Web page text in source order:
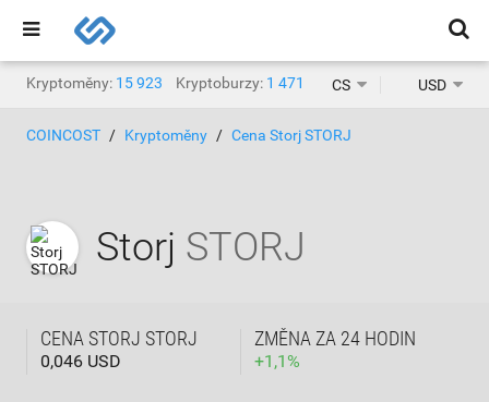
Kryptoměny: 15 923 Kryptoburzy: 1 471 CS USD
COINCOST Kryptoměny Cena Storj STORJ
Storj STORJ
CENA STORJ STORJ
0,046 USD
ZMĚNA ZA 24 HODIN
+1,1%